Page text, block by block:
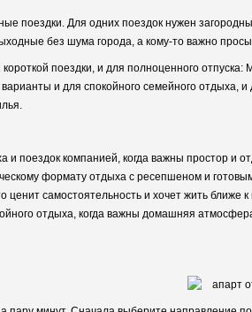
поездки. Для одних поездок нужен
без шума города, а кому-то важно
поездки, и для полноценного
и для спокойного семейного отдыха,
и поездок компанией, когда важны простор и
формату отдыха с ресепшеном и
самостоятельность и хочет жить ближе
отдыха, когда важны домашняя